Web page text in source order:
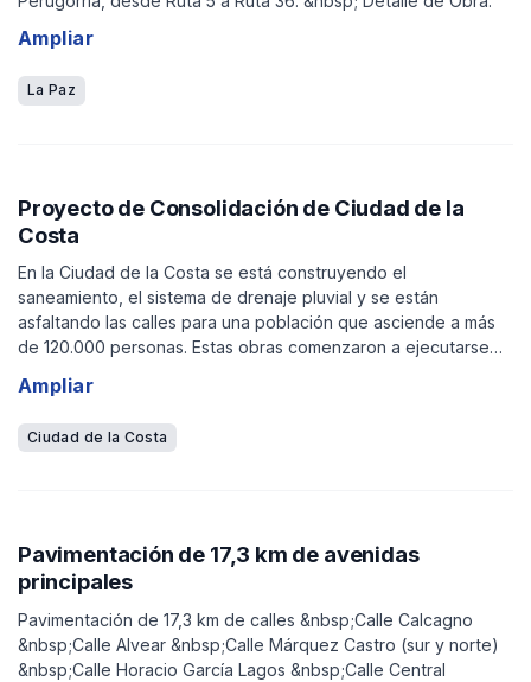
Ampliar
La Paz
Proyecto de Consolidación de Ciudad de la
Costa
En la Ciudad de la Costa se está construyendo el
saneamiento, el sistema de drenaje pluvial y se están
asfaltando las calles para una población que asciende a más
de 120.000 personas. Estas obras comenzaron a ejecutarse
Solymar (Zona A del Proyecto)
Ampliar
Ciudad de la Costa
Pavimentación de 17,3 km de avenidas
principales
Pavimentación de 17,3 km de calles &nbsp;Calle Calcagno
&nbsp;Calle Alvear &nbsp;Calle Márquez Castro (sur y norte)
&nbsp;Calle Horacio García Lagos &nbsp;Calle Central